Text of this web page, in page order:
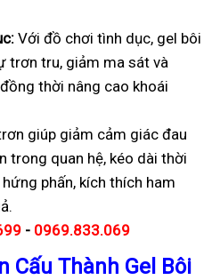
Với đồ chơi tình dục, gel bôi
trơn tru, giảm ma sát và
thời nâng cao khoái
giúp giảm cảm giác đau
trong quan hệ, kéo dài thời
phấn, kích thích ham
- 0969.833.069
Cấu Thành Gel Bôi